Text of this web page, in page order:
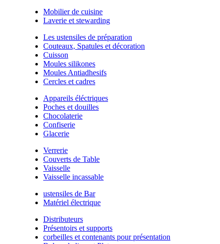
Mobilier de cuisine
Laverie et stewarding
Les ustensiles de préparation
Couteaux, Spatules et décoration
Cuisson
Moules silikones
Moules Antiadhesifs
Cercles et cadres
Appareils éléctriques
Poches et douilles
Chocolaterie
Confiserie
Glacerie
Verrerie
Couverts de Table
Vaisselle
Vaisselle incassable
ustensiles de Bar
Matériel électrique
Distributeurs
Présentoirs et supports
corbeilles et contenants pour présentation